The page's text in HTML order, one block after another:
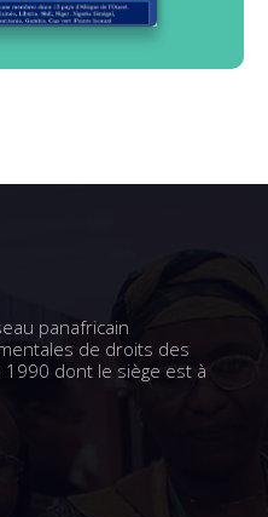
panafricain
de droits des
dont le siège est à